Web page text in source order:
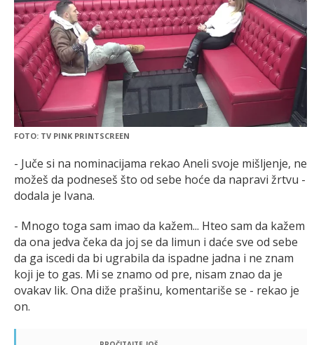
FOTO: TV PINK PRINTSCREEN
- Juče si na nominacijama rekao Aneli svoje mišljenje, ne
možeš da podneseš što od sebe hoće da napravi žrtvu -
dodala je Ivana.
- Mnogo toga sam imao da kažem... Hteo sam da kažem
da ona jedva čeka da joj se da limun i daće sve od sebe
da ga iscedi da bi ugrabila da ispadne jadna i ne znam
koji je to gas. Mi se znamo od pre, nisam znao da je
ovakav lik. Ona diže prašinu, komentariše se - rekao je
on.